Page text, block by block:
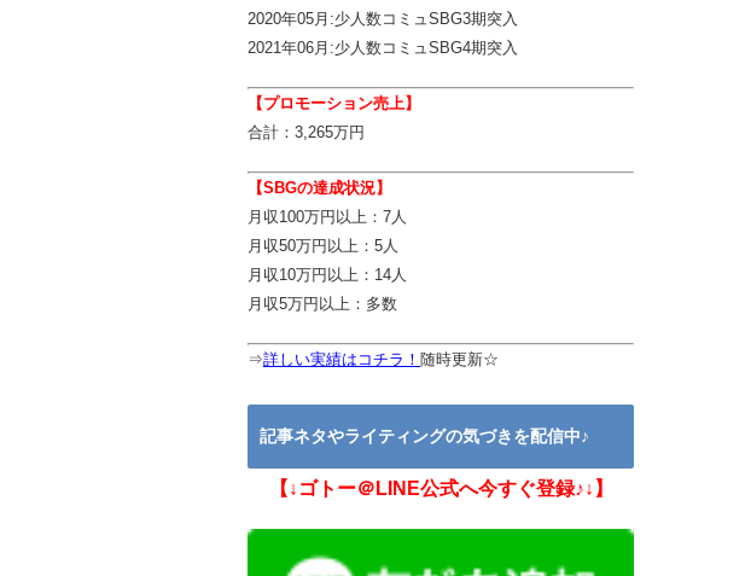
2020年05月:少人数コミュSBG3期突入
2021年06月:少人数コミュSBG4期突入
【プロモーション売上】
合計：3,265万円
【SBGの達成状況】
月収100万円以上：7人
月収50万円以上：5人
月収10万円以上：14人
月収5万円以上：多数
⇒詳しい実績はコチラ！ 随時更新☆
記事ネタやライティングの気づきを配信中♪
【↓ゴトー＠LINE公式へ今すぐ登録♪↓】